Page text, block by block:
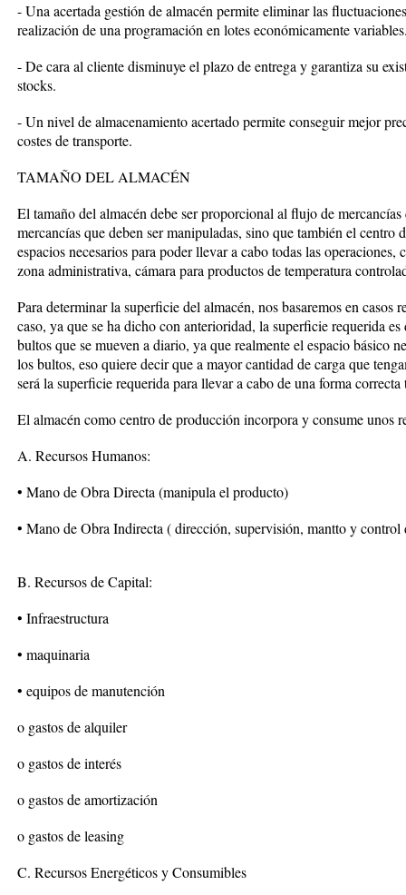
- Una acertada gestión de almacén permite eliminar las
realización de una programación en lotes económicamente
- De cara al cliente disminuye el plazo de entrega y garantiza su
stocks.
- Un nivel de almacenamiento acertado permite conseguir mejor
costes de transporte.
TAMAÑO DEL ALMACÉN
El tamaño del almacén debe ser proporcional al flujo de
mercancías que deben ser manipuladas, sino que también el centro
espacios necesarios para poder llevar a cabo todas las
zona administrativa, cámara para productos de temperatura
Para determinar la superficie del almacén, nos basaremos en casos
caso, ya que se ha dicho con anterioridad, la superficie requerida
bultos que se mueven a diario, ya que realmente el espacio básico
los bultos, eso quiere decir que a mayor cantidad de carga que
será la superficie requerida para llevar a cabo de una forma
El almacén como centro de producción incorpora y consume unos
A. Recursos Humanos:
• Mano de Obra Directa (manipula el producto)
• Mano de Obra Indirecta ( dirección, supervisión, mantto y
B. Recursos de Capital:
• Infraestructura
• maquinaria
• equipos de manutención
o gastos de alquiler
o gastos de interés
o gastos de amortización
o gastos de leasing
C. Recursos Energéticos y Consumibles